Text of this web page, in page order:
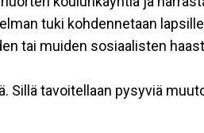
tuki kohdennetaan
tai muiden sosiaalisten
Sillä tavoitellaan pysyviä